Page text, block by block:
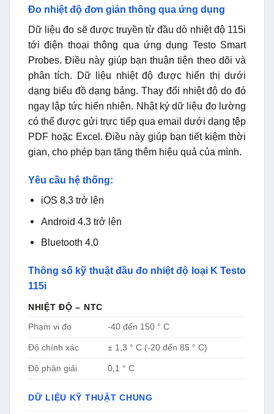
iOS 8.3 trở lên
Android 4.3 trở lên
Bluetooth 4.0
Thông số kỹ thuật đầu đo nhiệt độ loại K Testo
115i
NHIỆT ĐỘ – NTC
Phạm vi đo
-40 đến 150 ° C
Độ chính xác ± 1,3 ° C (-20 đến 85 ° C)
Độ phân giải 0,1 ° C
thước
183 x 90 x 30 mm
Nhiệt
độ hoạt
động
-20 đến 50 ° C
Yêu
cầu hệ
thống
yêu cầu iOS 8.3 trở lên; yêu cầu Android 4.3
trở lên; yêu cầu thiết bị di động kết thúc với
Loại pin 3 pin micro AAA
Tuổi